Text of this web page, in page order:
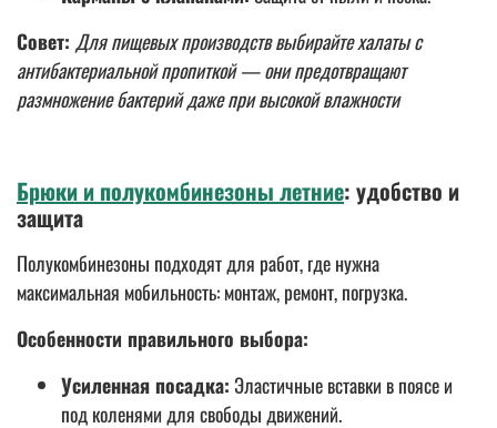
Совет: Для пищевых производств выбирайте халаты с
антибактериальной пропиткой — они предотвращают
размножение бактерий даже при высокой влажности
Брюки и полукомбинезоны летние: удобство и
защита
Полукомбинезоны подходят для работ, где нужна
максимальная мобильность: монтаж, ремонт, погрузка.
Особенности правильного выбора:
Усиленная посадка:Эластичные вставки в поясе и
под коленями для свободы движений.